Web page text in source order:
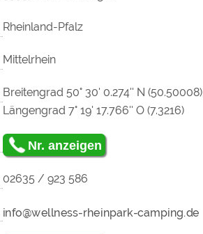
Rheinland-Pfalz
Mittelrhein
Breitengrad 50° 30' 0.274'' N (50.50008),
Längengrad 7° 19' 17.766'' O (7.3216)
Nr. anzeigen
02635 / 923 586